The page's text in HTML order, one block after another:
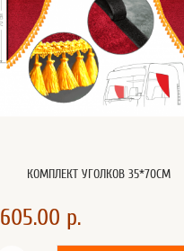
КОМПЛЕКТ УГОЛКОВ 35*70СМ
605.00 р.